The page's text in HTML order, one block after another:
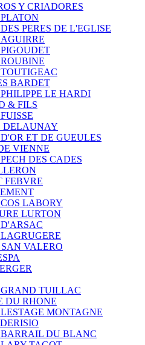
Y CRIADORES
PERES DE L'EGLISE
BARDET
LE HARDI
& FILS
DELAUNAY
ET DE GUEULES
VIENNE
DES CADES
FEBVRE
LABORY
LURTON
VALERO
TUILLAC
DU RHONE
MONTAGNE
DU BLANC